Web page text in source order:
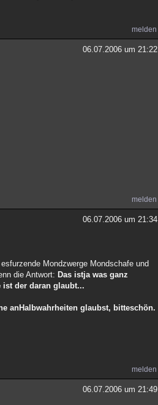
melden
06.07.2006 um 21:22
melden
06.07.2006 um 21:34
Mondzwerge Mondschafe und
die Antwort: Das istja was ganz
ist der daran glaubt...
anHalbwahrheiten glaubst, bitteschön.
melden
06.07.2006 um 21:49